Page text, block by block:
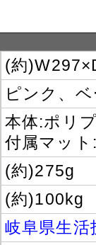
(約
ピンク、
本体:ポリ
付属マット
(約)275g
(約)100kg
岐阜県生活